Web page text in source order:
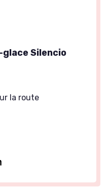
Silencio
la route